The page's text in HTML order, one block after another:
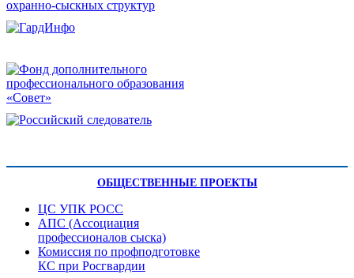
ОБЩЕСТВЕННЫЕ ПРОЕКТЫ
ЦС УПК РОСС
АПС (Ассоциация
профессионалов сыска)
Комиссия по профподготовке
КС при Росгвардии